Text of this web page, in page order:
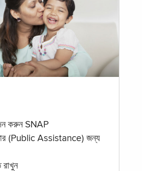
করুন SNAP
(Public Assistance) জন্য